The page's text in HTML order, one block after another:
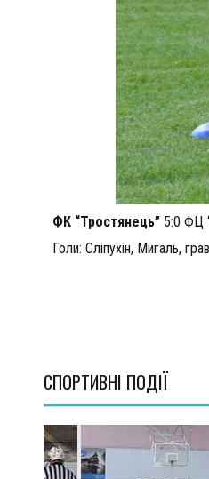
ФК “Тростянець” 5:0 ФЦ
Голи: Сліпухін, Мигаль,
СПОРТИВНI ПОДІЇ